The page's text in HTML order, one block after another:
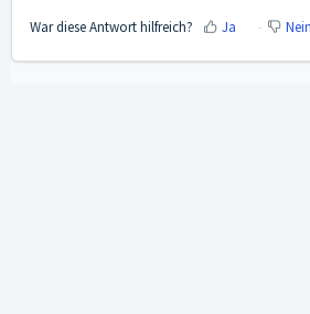
War diese Antwort hilfreich? Ja Nein